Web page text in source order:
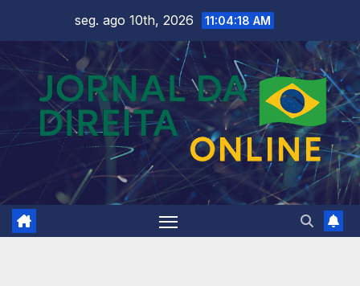
content
seg. ago 10th, 2026 11:04:21 AM